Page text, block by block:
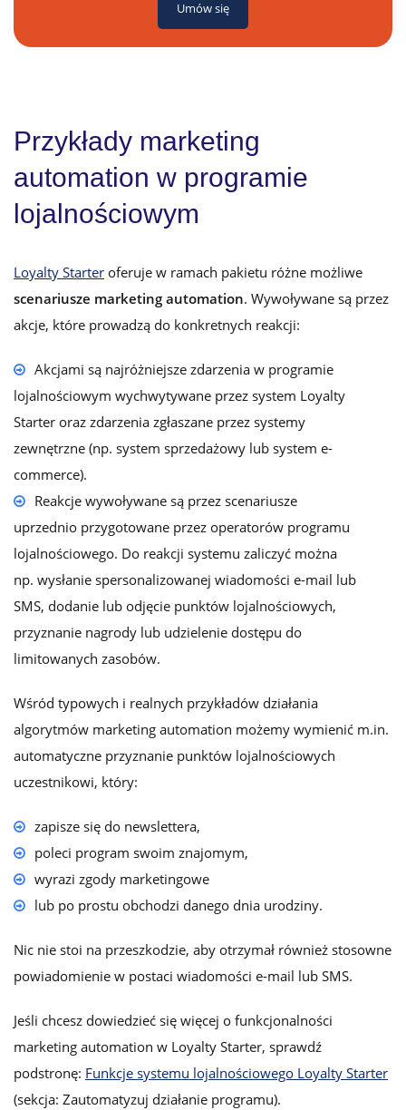
Umów się
Przykłady marketing
automation w programie
lojalnościowym
Loyalty Starter oferuje w ramach pakietu różne możliwe
scenariusze marketing automation. Wywoływane są przez
akcje, które prowadzą do konkretnych reakcji:
Akcjami są najróżniejsze zdarzenia w programie
lojalnościowym wychwytywane przez system Loyalty
Starter oraz zdarzenia zgłaszane przez systemy
zewnętrzne (np. system sprzedażowy lub system e-
commerce).
Reakcje wywoływane są przez scenariusze
uprzednio przygotowane przez operatorów programu
lojalnościowego. Do reakcji systemu zaliczyć można
np. wysłanie spersonalizowanej wiadomości e-mail lub
SMS, dodanie lub odjęcie punktów lojalnościowych,
przyznanie nagrody lub udzielenie dostępu do
limitowanych zasobów.
Wśród typowych i realnych przykładów działania
algorytmów marketing automation możemy wymienić m.in.
automatyczne przyznanie punktów lojalnościowych
uczestnikowi, który:
zapisze się do newslettera,
poleci program swoim znajomym,
wyrazi zgody marketingowe
lub po prostu obchodzi danego dnia urodziny.
Nic nie stoi na przeszkodzie, aby otrzymał również stosowne
powiadomienie w postaci wiadomości e-mail lub SMS.
Jeśli chcesz dowiedzieć się więcej o funkcjonalności
marketing automation w Loyalty Starter, sprawdź
podstronę: Funkcje systemu lojalnościowego Loyalty Starter
(sekcja: Zautomatyzuj działanie programu).